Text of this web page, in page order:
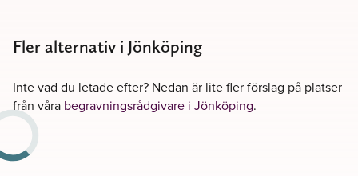
Fler alternativ i Jönköping
Inte vad du letade efter? Nedan är lite fler förslag på platser
från våra begravningsrådgivare i Jönköping.